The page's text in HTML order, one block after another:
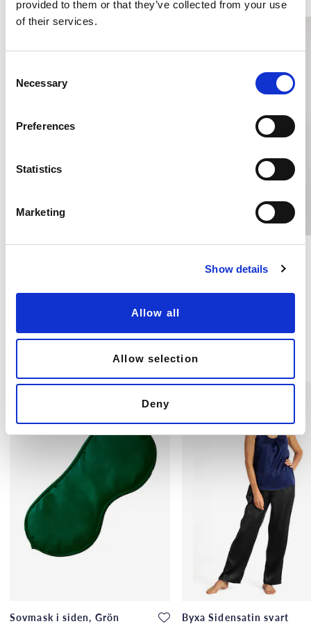
provided to them or that they’ve collected from your use
of their services.
Necessary
Preferences
Statistics
Marketing
Show details
Allow all
Allow selection
Deny
600 kr
Champagne
600 kr
Andra köpte även
Sovmask i siden, Grön Byxa Sidensatin svart